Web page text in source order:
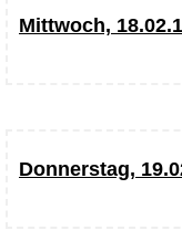
Mittwoch,
Donnerstag,